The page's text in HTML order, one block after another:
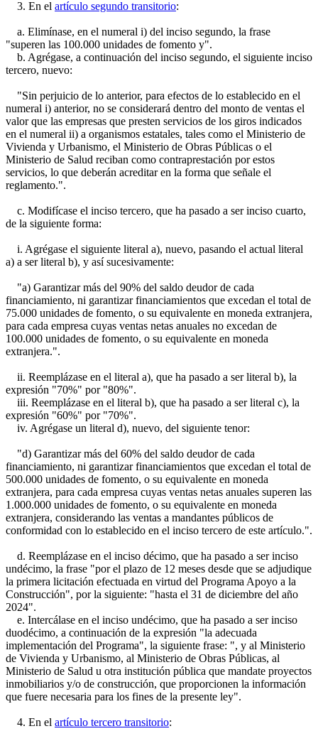
3. En el artículo segundo transitorio:
a. Elimínase, en el numeral i) del inciso segundo, la frase
"superen las 100.000 unidades de fomento y".
b. Agrégase, a continuación del inciso segundo, el siguiente inciso
tercero, nuevo:
"Sin perjuicio de lo anterior, para efectos de lo establecido en el
numeral i) anterior, no se considerará dentro del monto de ventas el
valor que las empresas que presten servicios de los giros indicados
en el numeral ii) a organismos estatales, tales como el Ministerio de
Vivienda y Urbanismo, el Ministerio de Obras Públicas o el
Ministerio de Salud reciban como contraprestación por estos
servicios, lo que deberán acreditar en la forma que señale el
reglamento.".
c. Modifícase el inciso tercero, que ha pasado a ser inciso cuarto,
de la siguiente forma:
i. Agrégase el siguiente literal a), nuevo, pasando el actual literal
a) a ser literal b), y así sucesivamente:
"a) Garantizar más del 90% del saldo deudor de cada
financiamiento, ni garantizar financiamientos que excedan el total de
75.000 unidades de fomento, o su equivalente en moneda extranjera,
para cada empresa cuyas ventas netas anuales no excedan de
100.000 unidades de fomento, o su equivalente en moneda
extranjera.".
ii. Reemplázase en el literal a), que ha pasado a ser literal b), la
expresión "70%" por "80%".
iii. Reemplázase en el literal b), que ha pasado a ser literal c), la
expresión "60%" por "70%".
iv. Agrégase un literal d), nuevo, del siguiente tenor:
"d) Garantizar más del 60% del saldo deudor de cada
financiamiento, ni garantizar financiamientos que excedan el total de
500.000 unidades de fomento, o su equivalente en moneda
extranjera, para cada empresa cuyas ventas netas anuales superen las
1.000.000 unidades de fomento, o su equivalente en moneda
extranjera, considerando las ventas a mandantes públicos de
conformidad con lo establecido en el inciso tercero de este artículo.".
d. Reemplázase en el inciso décimo, que ha pasado a ser inciso
undécimo, la frase "por el plazo de 12 meses desde que se adjudique
la primera licitación efectuada en virtud del Programa Apoyo a la
Construcción", por la siguiente: "hasta el 31 de diciembre del año
2024".
e. Intercálase en el inciso undécimo, que ha pasado a ser inciso
duodécimo, a continuación de la expresión "la adecuada
implementación del Programa", la siguiente frase: ", y al Ministerio
de Vivienda y Urbanismo, al Ministerio de Obras Públicas, al
Ministerio de Salud u otra institución pública que mandate proyectos
inmobiliarios y/o de construcción, que proporcionen la información
que fuere necesaria para los fines de la presente ley".
4. En el artículo tercero transitorio: